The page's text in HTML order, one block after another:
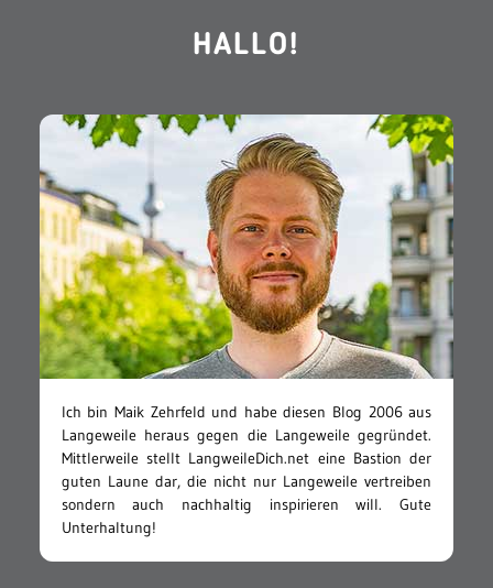
HALLO!
Ich bin Maik Zehrfeld und habe diesen Blog 2006 aus
Langeweile heraus gegen die Langeweile gegründet.
Mittlerweile stellt LangweileDich.net eine Bastion der
guten Laune dar, die nicht nur Langeweile vertreiben
sondern auch nachhaltig inspirieren will. Gute
Unterhaltung!